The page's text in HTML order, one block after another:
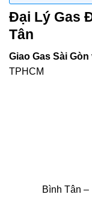
Đại Lý Gas
Tân
Giao Gas Sài Gòn
TPHCM
Bình Tân